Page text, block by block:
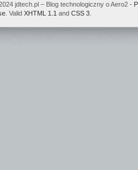
jdtech.pl – Blog technologiczny o Aero2 -
. Valid XHTML 1.1 and CSS 3